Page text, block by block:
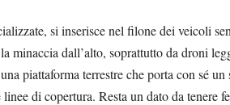
si inserisce nel filone dei veicoli
minaccia dall’alto, soprattutto da droni
piattaforma terrestre che porta con sé
di copertura. Resta un dato da tenere